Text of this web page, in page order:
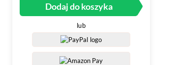
Dodaj do koszyka
lub